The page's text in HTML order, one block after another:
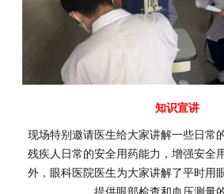
知识宣讲
现场特别邀请医生给大家讲解一些日常
残疾人日常的安全用药能力，增强安全
外，眼科医院医生为大家讲解了平时用